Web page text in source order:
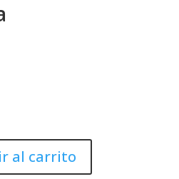
al carrito